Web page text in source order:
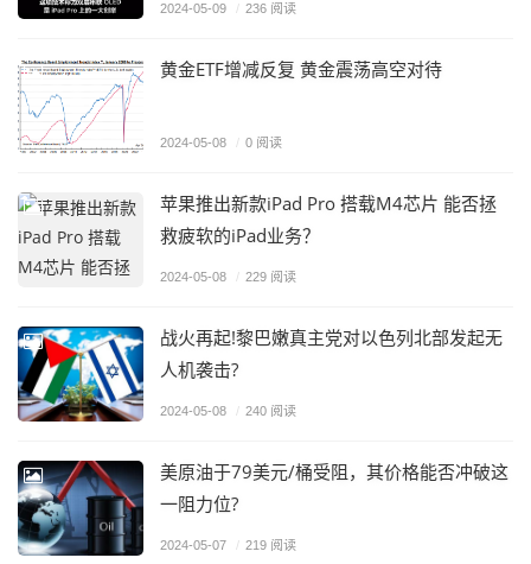
2024-05-09 / 236 阅读
黄金ETF增减反复 黄金震荡高空对待
2024-05-08 / 0 阅读
苹果推出新款iPad Pro 搭载M4芯片 能否拯
救疲软的iPad业务？
2024-05-08 / 229 阅读
战火再起!黎巴嫩真主党对以色列北部发起无
人机袭击?
2024-05-08 / 240 阅读
美原油于79美元/桶受阻，其价格能否冲破这
一阻力位?
2024-05-07 / 219 阅读